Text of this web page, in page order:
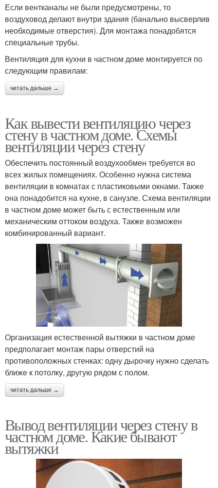
Если вентканалы не были предусмотрены, то
воздуховод делают внутри здания (банально высверлив
необходимые отверстия). Для монтажа понадобятся
специальные трубы.
Вентиляция для кухни в частном доме монтируется по
следующим правилам:
читать дальше →
Как вывести вентиляцию через
стену в частном доме. Схемы
вентиляции через стену
Обеспечить постоянный воздухообмен требуется во
всех жилых помещениях. Особенно нужна система
вентиляции в комнатах с пластиковыми окнами. Также
она понадобится на кухне, в санузле. Схема вентиляции
в частном доме может быть с естественным или
механическим оттоком воздуха. Также возможен
комбинированный вариант.
Организация естественной вытяжки в частном доме
предполагает монтаж пары отверстий на
противоположных стенках: одну дырочку нужно сделать
ближе к потолку, другую рядом с полом.
читать дальше →
Вывод вентиляции через стену в
частном доме. Какие бывают
вытяжки